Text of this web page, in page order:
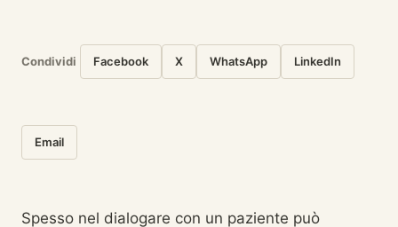
Condividi Facebook X WhatsApp LinkedIn
Email
Spesso nel dialogare con un paziente può